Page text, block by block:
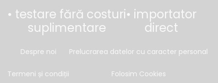
• testare fără costuri
suplimentare
• importator
direct
Despre noi
Termeni și condiții
Prelucrarea datelor cu caracter personal
Folosim Cookies